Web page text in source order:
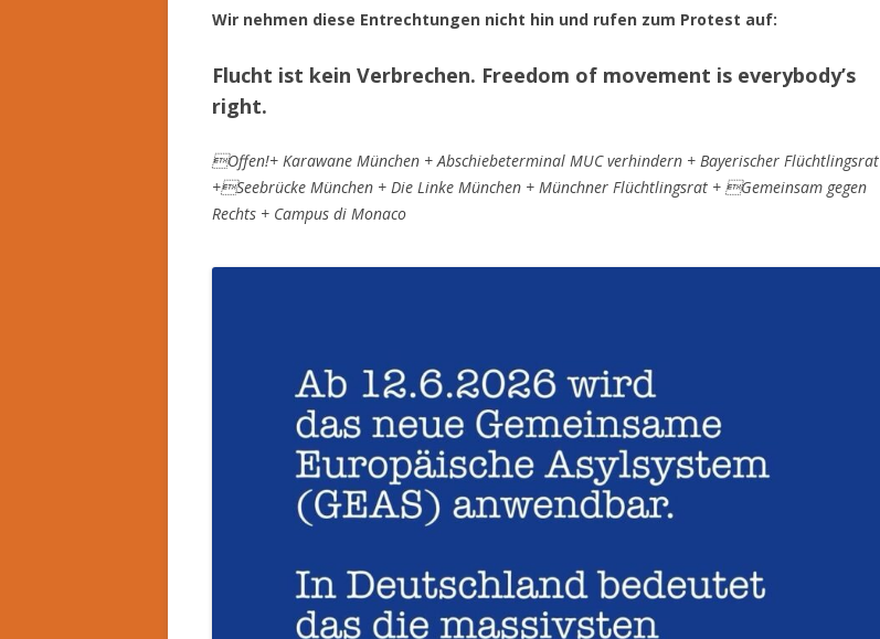
Wir nehmen diese Entrechtungen nicht hin und rufen zum Protest auf:
Flucht ist kein Verbrechen. Freedom of movement is everybody’s
right.
Offen!+ Karawane München + Abschiebeterminal MUC verhindern + Bayerischer Flüchtlingsrat
+Seebrücke München + Die Linke München + Münchner Flüchtlingsrat + Gemeinsam gegen
Rechts + Campus di Monaco